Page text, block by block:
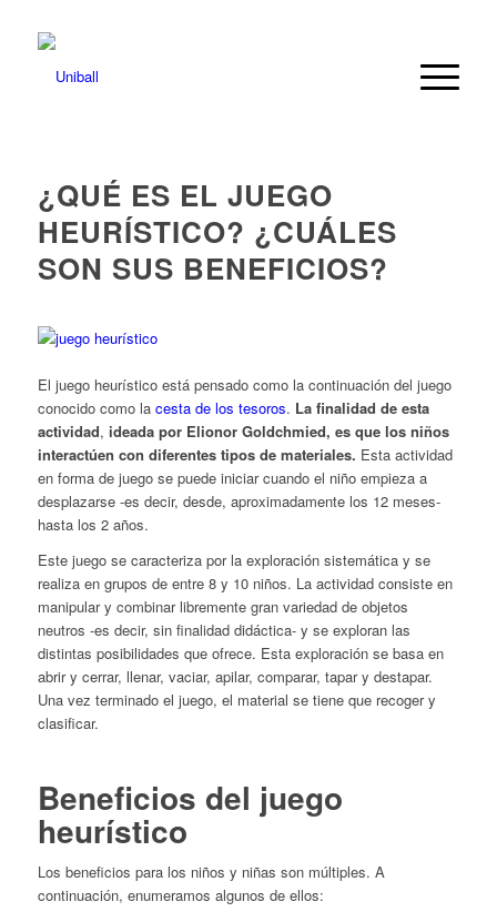
¿QUÉ ES EL JUEGO
HEURÍSTICO? ¿CUÁLES
SON SUS BENEFICIOS?
El juego heurístico está pensado como la continuación del juego
conocido como lacesta de los tesoros. La finalidad de esta
actividad, ideada por Elionor Goldchmied, es que los niños
interactúen con diferentes tipos de materiales. Esta actividad
en forma de juego se puede iniciar cuando el niño empieza a
desplazarse -es decir, desde, aproximadamente los 12 meses-
hasta los 2 años.
Este juego se caracteriza por la exploración sistemática y se
realiza en grupos de entre 8 y 10 niños. La actividad consiste en
manipular y combinar libremente gran variedad de objetos
neutros -es decir, sin finalidad didáctica- y se exploran las
distintas posibilidades que ofrece. Esta exploración se basa en
abrir y cerrar, llenar, vaciar, apilar, comparar, tapar y destapar.
Una vez terminado el juego, el material se tiene que recoger y
clasificar.
Beneficios del juego
heurístico
Los beneficios para los niños y niñas son múltiples. A
continuación, enumeramos algunos de ellos: